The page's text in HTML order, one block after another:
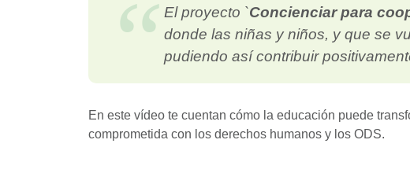
El proyecto `Concienciar para
donde las niñas y niños, y que se
pudiendo así contribuir
En este vídeo te cuentan cómo la educación puede
comprometida con los derechos humanos y los ODS.